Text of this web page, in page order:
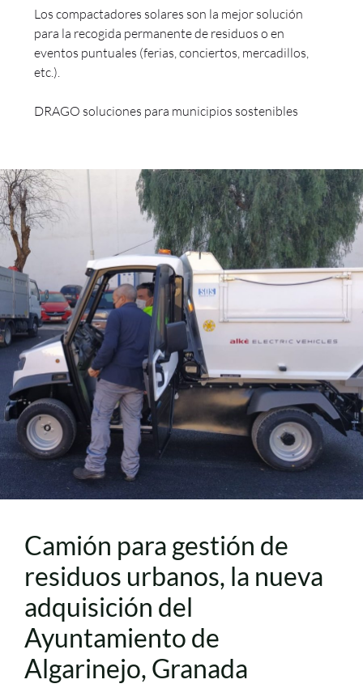
Los compactadores solares son la mejor solución
para la recogida permanente de residuos o en
eventos puntuales (ferias, conciertos, mercadillos,
etc.).
DRAGO soluciones para municipios sostenibles
Camión para gestión de
residuos urbanos, la nueva
adquisición del
Ayuntamiento de
Algarinejo, Granada